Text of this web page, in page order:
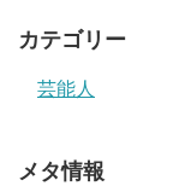
カテゴリー
芸能人
メタ情報